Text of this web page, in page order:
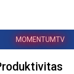
MOMENTUMTV